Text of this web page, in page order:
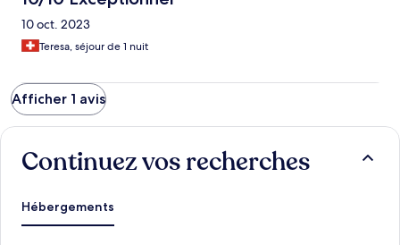
10 oct. 2023
Teresa, séjour de 1 nuit
Afficher 1 avis
Continuez vos recherches
Hébergements